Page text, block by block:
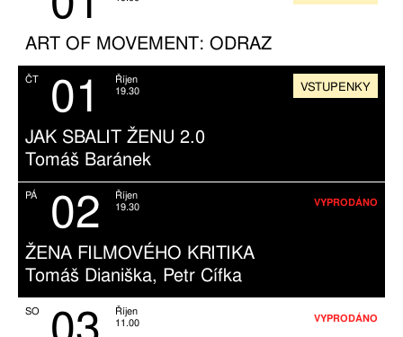
ART OF MOVEMENT: ODRAZ
ČT 01
Říjen
19.30
JAK SBALIT ŽENU 2.0
Tomáš Baránek
VSTUPENKY
PÁ 02
Říjen
19.30
ŽENA FILMOVÉHO KRITIKA
Tomáš Dianiška, Petr Cífka
VYPRODÁNO
SO
Říjen
11.00
VYPRODÁNO